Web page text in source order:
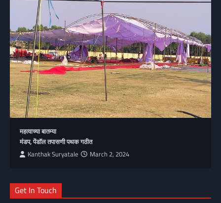
महत्वाच्या बातम्या
मंडप, पेंडॉल तपासणी पथक गठीत
Kanthak Suryatale March 2, 2024
Get In Touch